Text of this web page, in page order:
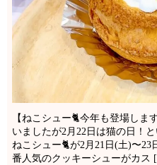
【ねこシュー🐈今年も登場しま
いましたが2月22日は猫の日！
ねこシュー🐈が2月21日(土)〜
番人気のクッキーシューがカス